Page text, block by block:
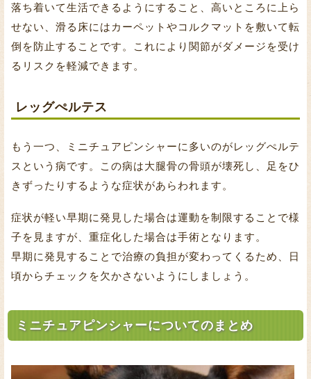
落ち着いて生活できるようにすること、高いところに上ら
せない、滑る床にはカーペットやコルクマットを敷いて転
倒を防止することです。これにより関節がダメージを受け
るリスクを軽減できます。
レッグぺルテス
もう一つ、ミニチュアピンシャーに多いのがレッグぺルテ
スという病です。この病は大腿骨の骨頭が壊死し、足をひ
きずったりするような症状があらわれます。
症状が軽い早期に発見した場合は運動を制限することで様
子を見ますが、重症化した場合は手術となります。
早期に発見することで治療の負担が変わってくるため、日
頃からチェックを欠かさないようにしましょう。
ミニチュアピンシャーについてのまとめ